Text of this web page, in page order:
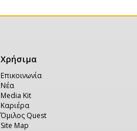
Χρήσιμα
Χρήσιμα
Επικοινωνία
Νέα
Media Kit
Καριέρα
Όμιλος Quest
Site Map